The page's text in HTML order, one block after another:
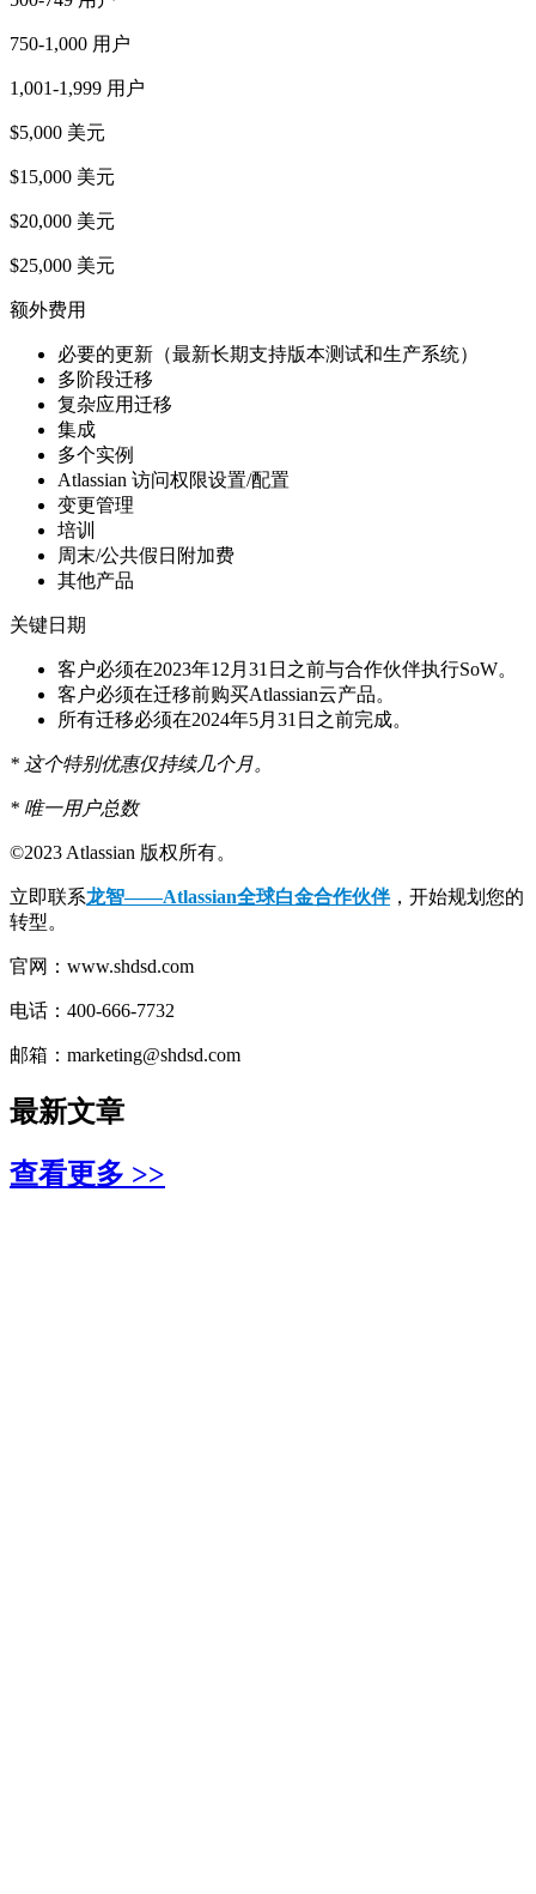
750-1,000 用户
1,001-1,999 用户
$5,000 美元
$15,000 美元
$20,000 美元
$25,000 美元
额外费用
必要的更新（最新长期支持版本测试和生产系统）
多阶段迁移
复杂应用迁移
集成
多个实例
Atlassian 访问权限设置/配置
变更管理
培训
周末/公共假日附加费
其他产品
关键日期
客户必须在2023年12月31日之前与合作伙伴执行SoW。
客户必须在迁移前购买Atlassian云产品。
所有迁移必须在2024年5月31日之前完成。
* 这个特别优惠仅持续几个月。
* 唯一用户总数
©2023 Atlassian 版权所有。
立即联系龙智——Atlassian全球白金合作伙伴，开始规划您的
转型。
官网：www.shdsd.com
电话：400-666-7732
邮箱：marketing@shdsd.com
最新文章
查看更多 >>